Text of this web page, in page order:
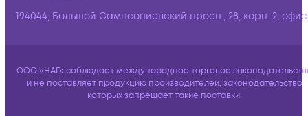
194044, Большой Сампсониевский просп., 28, корп. 2,
ООО «НАГ» соблюдает международное торговое
и не поставляет продукцию производителей, законодательство
которых запрещает такие поставки.